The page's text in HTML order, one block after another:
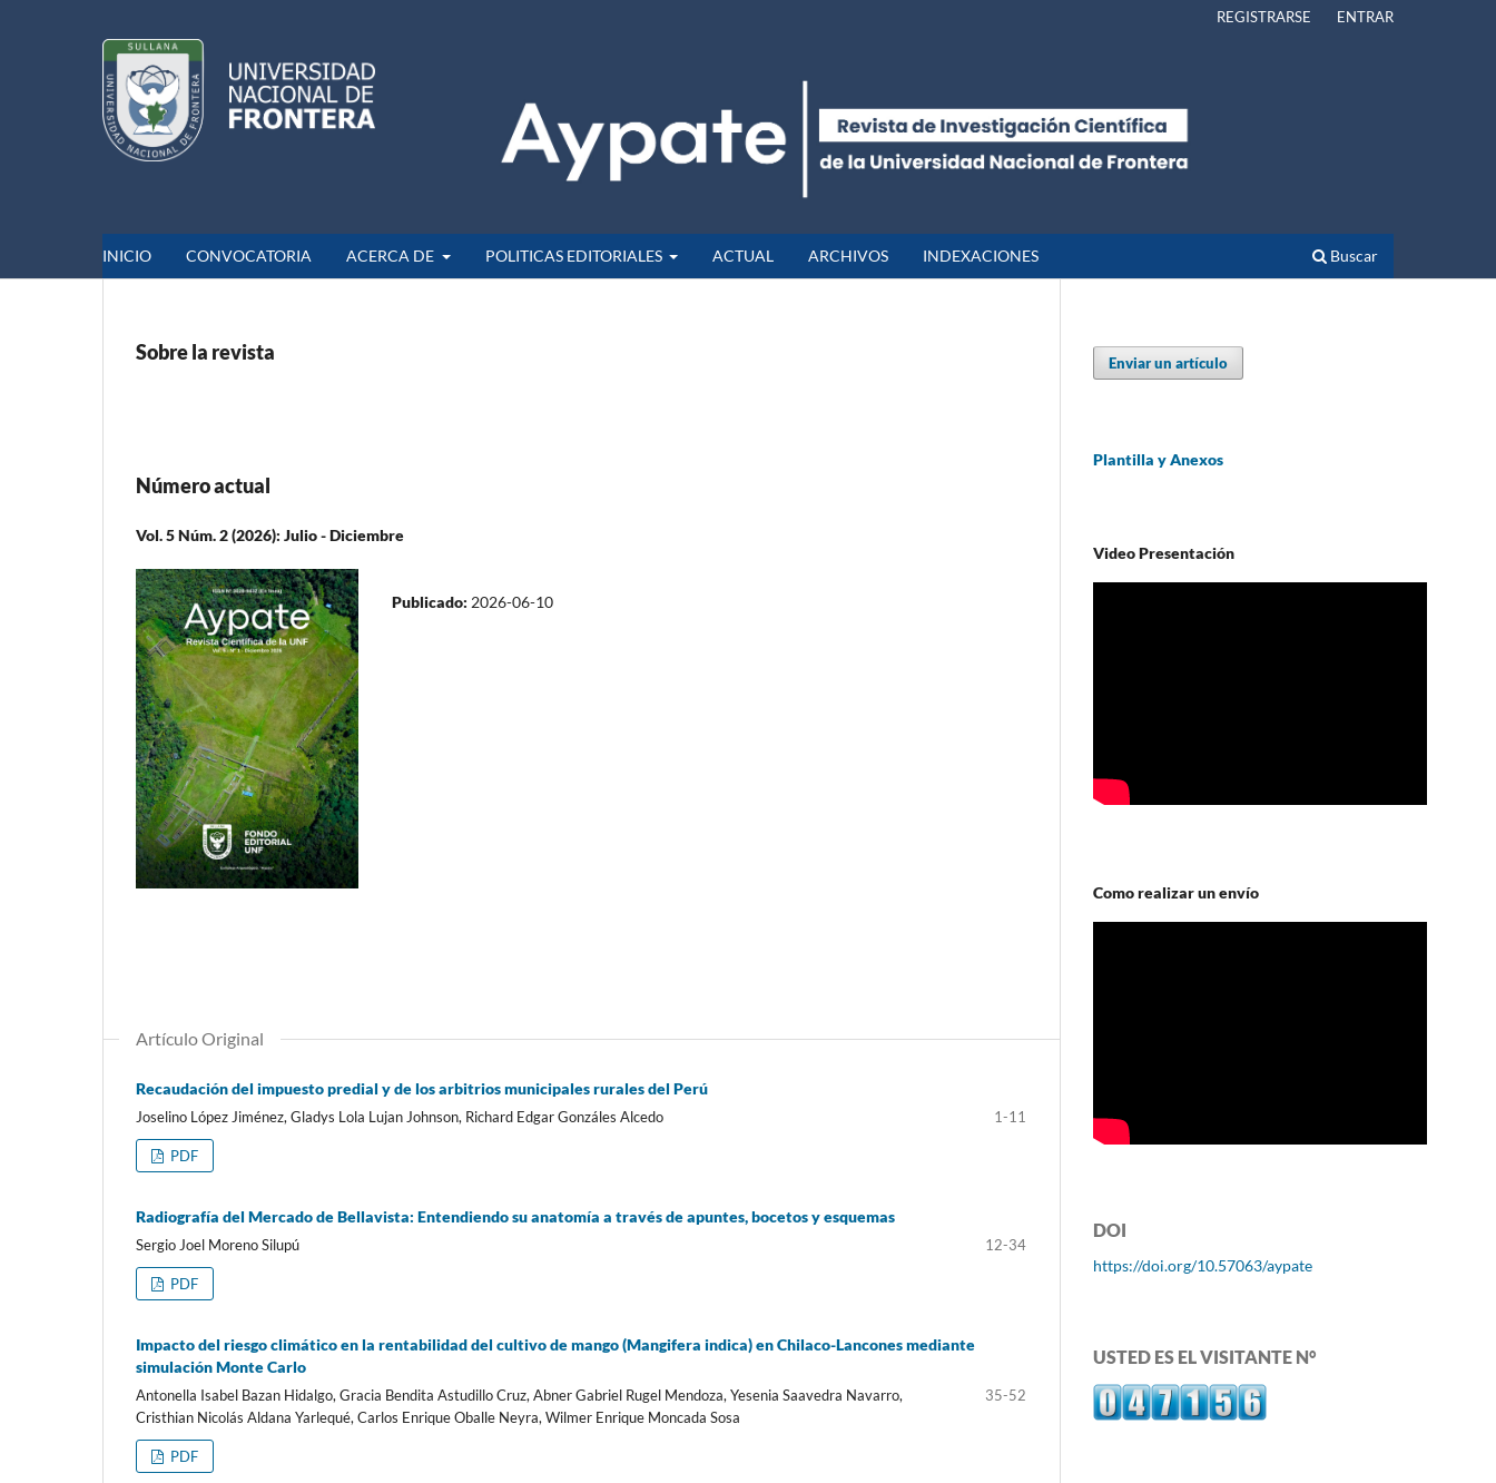
INICIO CONVOCATORIA ACERCA DE POLITICAS EDITORIALES ACTUAL ARCHIVOS INDEXACIONES Buscar
REGISTRARSE ENTRAR
Sobre la revista
Número actual
Vol. 5 Núm. 2 (2026): Julio - Diciembre
Publicado: 2026-06-10
Artículo Original
Recaudación del impuesto predial y de los arbitrios municipales rurales del Perú
Joselino López Jiménez, Gladys Lola Lujan Johnson, Richard Edgar Gonzáles Alcedo 1-11
PDF
Radiografía del Mercado de Bellavista: Entendiendo su anatomía a través de apuntes, bocetos y esquemas
Sergio Joel Moreno Silupú 12-34
PDF
Impacto del riesgo climático en la rentabilidad del cultivo de mango (Mangifera indica) en Chilaco-Lancones mediante
simulación Monte Carlo
Antonella Isabel Bazan Hidalgo, Gracia Bendita Astudillo Cruz, Abner Gabriel Rugel Mendoza, Yesenia Saavedra Navarro,
Cristhian Nicolás Aldana Yarlequé, Carlos Enrique Oballe Neyra, Wilmer Enrique Moncada Sosa
35-52
PDF
Enviar un artículo
Plantilla y Anexos
Video Presentación
Como realizar un envío
DOI
https://doi.org/10.57063/aypate
USTED ES EL VISITANTE N°